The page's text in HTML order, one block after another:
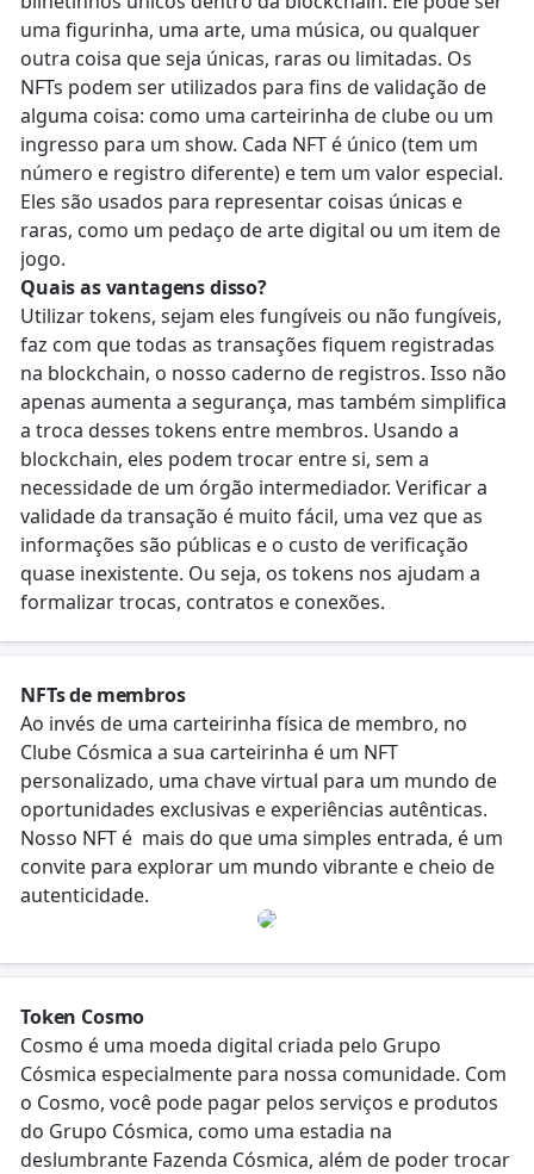
uma figurinha, uma arte, uma música, ou qualquer
outra coisa que seja únicas, raras ou limitadas. Os
NFTs podem ser utilizados para fins de validação de
alguma coisa: como uma carteirinha de clube ou um
ingresso para um show. Cada NFT é único (tem um
número e registro diferente) e tem um valor especial.
Eles são usados para representar coisas únicas e
raras, como um pedaço de arte digital ou um item de
jogo.
Quais as vantagens disso?
Utilizar tokens, sejam eles fungíveis ou não fungíveis,
faz com que todas as transações fiquem registradas
na blockchain, o nosso caderno de registros. Isso não
apenas aumenta a segurança, mas também simplifica
a troca desses tokens entre membros. Usando a
blockchain, eles podem trocar entre si, sem a
necessidade de um órgão intermediador. Verificar a
validade da transação é muito fácil, uma vez que as
informações são públicas e o custo de verificação
quase inexistente. Ou seja, os tokens nos ajudam a
formalizar trocas, contratos e conexões.
NFTs de membros
Ao invés de uma carteirinha física de membro, no
Clube Cósmica a sua carteirinha é um NFT
personalizado, uma chave virtual para um mundo de
oportunidades exclusivas e experiências autênticas.
Nosso NFT é mais do que uma simples entrada, é um
convite para explorar um mundo vibrante e cheio de
autenticidade.
Token Cosmo
Cosmo é uma moeda digital criada pelo Grupo
Cósmica especialmente para nossa comunidade. Com
o Cosmo, você pode pagar pelos serviços e produtos
do Grupo Cósmica, como uma estadia na
deslumbrante Fazenda Cósmica, além de poder trocar